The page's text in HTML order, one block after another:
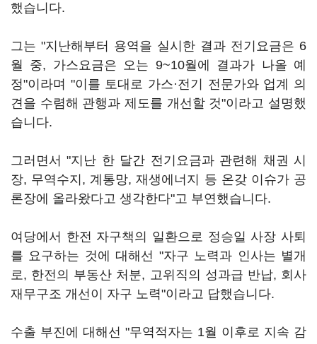
했습니다.
그는 "지난해부터 용역을 실시한 결과 전기요금은 6
월 중, 가스요금은 오는 9~10월에 결과가 나올 예
정"이라며 "이를 토대로 가스·전기 전문가와 업계 의
견을 수렴해 관행과 제도를 개선할 것"이라고 설명했
습니다.
그러면서 "지난 한 달간 전기요금과 관련해 채권 시
장, 무역수지, 계통망, 재생에너지 등 온갖 이슈가 공
론장에 올라왔다고 생각한다"고 부연했습니다.
여당에서 한전 자구책의 일환으로 정승일 사장 사퇴
를 요구하는 것에 대해선 "자구 노력과 인사는 별개
로, 한전의 부동산 처분, 고위직의 성과급 반납, 회사
재무구조 개선이 자구 노력"이라고 답했습니다.
수출 부진에 대해선 "무역적자는 1월 이후로 지속 감